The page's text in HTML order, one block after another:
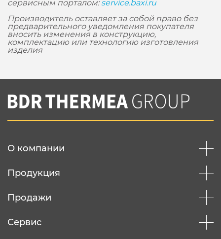
сервисным порталом:service.baxi.ru
Производитель оставляет за собой право без
предварительного уведомления покупателя
вносить изменения в конструкцию,
комплектацию или технологию изготовления
изделия
О компании
Продукция
Продажи
Сервис